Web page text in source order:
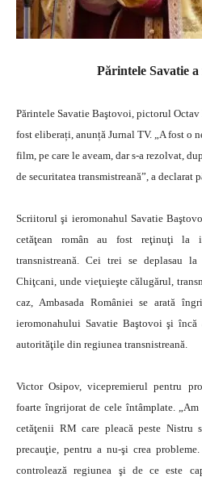
Părintele Savatie
Părintele Savatie Baştovoi, pictorul Octav
fost eliberați, anunță Jurnal TV. „A fost o
film, pe care le aveam, dar s-a rezolvat,
de securitatea transmistreană”, a declarat
Scriitorul şi ieromonahul Savatie
cetăţean român au fost reţinuţi la
transnistreană. Cei trei se deplasau
Chiţcani, unde vieţuieşte călugărul,
caz, Ambasada României se arată
ieromonahului Savatie Baştovoi şi
autorităţile din regiunea transnistreană.
Victor Osipov, vicepremierul pentru
foarte îngrijorat de cele întâmplate.
cetăţenii RM care pleacă peste Nistru
precauţie, pentru a nu-şi crea
controlează regiunea şi de ce este